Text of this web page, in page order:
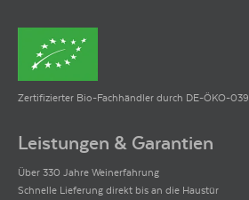
Zertifizierter Bio-Fachhändler durch DE-ÖKO-039
Leistungen & Garantien
Über 330 Jahre Weinerfahrung
Schnelle Lieferung direkt bis an die Haustür